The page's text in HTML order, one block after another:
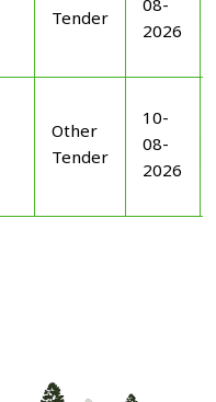
Tender
08-
2026
Other
Tender
10-
08-
2026